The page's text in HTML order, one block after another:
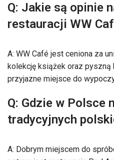
Q: Jakie są opinie
restauracji WW
A: WW Café jest ceniona za
kolekcję książek oraz pyszną
przyjazne miejsce do
Q: Gdzie w Polsce
tradycyjnych
A: Dobrym miejscem do